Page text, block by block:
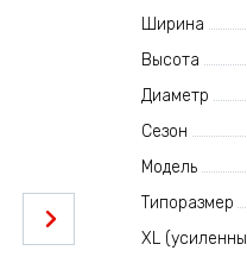
Ширина
Высота
Диаметр
Сезон
Модель
Типоразмер
XL